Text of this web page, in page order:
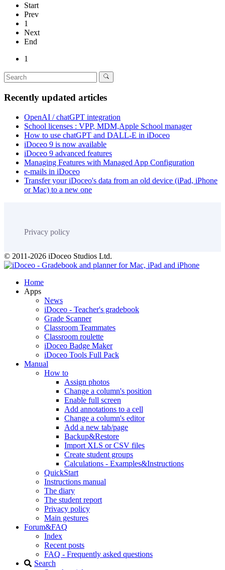
Start
Prev
1
Next
End
1
Recently updated articles
OpenAI / chatGPT integration
School licenses : VPP, MDM,Apple School manager
How to use chatGPT and DALL-E in iDoceo
iDoceo 9 is now available
iDoceo 9 advanced features
Managing Features with Managed App Configuration
e-mails in iDoceo
Transfer your iDoceo's data from an old device (iPad, iPhone
or Mac) to a new one
Privacy policy
© 2011-2026 iDoceo Studios Ltd.
Home
Apps
News
iDoceo - Teacher's gradebook
Grade Scanner
Classroom Teammates
Classroom roulette
iDoceo Badge Maker
iDoceo Tools Full Pack
Manual
How to
Assign photos
Change a column's position
Enable full screen
Add annotations to a cell
Change a column's editor
Add a new tab/page
Backup&Restore
Import XLS or CSV files
Create student groups
Calculations - Examples&Instructions
QuickStart
Instructions manual
The diary
The student report
Privacy policy
Main gestures
Forum&FAQ
Index
Recent posts
FAQ - Frequently asked questions
Search